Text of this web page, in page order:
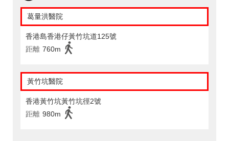
葛量洪醫院
香港島香港仔黃竹坑道125號
距離 760m
黃竹坑醫院
香港黃竹坑黃竹坑徑2號
距離 980m